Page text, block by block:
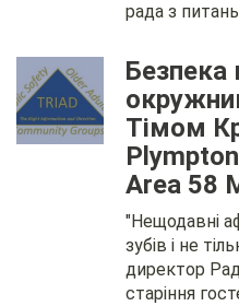
рада з
Безпека
Тімом
Area 58
"Нещодавні
зубів і не
директор
старіння